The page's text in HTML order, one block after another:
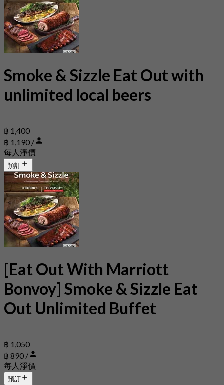
Smoke & Sizzle Eat Out with
unlimited local beers
฿ 1,400
฿ 1,190 /
每人淨價
預訂
[Eat Out With Marriott
Bonvoy] Smoke & Sizzle Eat
Out Unlimited Buffet
฿ 1,050
฿ 890 /
每人淨價
預訂